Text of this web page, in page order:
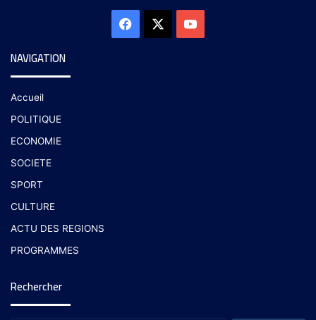
NAVIGATION
Accueil
POLITIQUE
ECONOMIE
SOCIETE
SPORT
CULTURE
ACTU DES REGIONS
PROGRAMMES
Rechercher